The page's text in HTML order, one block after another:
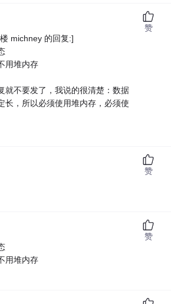
michney 的回复:]
用堆内存
就不要发了，我说的很清楚：数据
长，所以必须使用堆内存，必须使
赞
赞
用堆内存
赞